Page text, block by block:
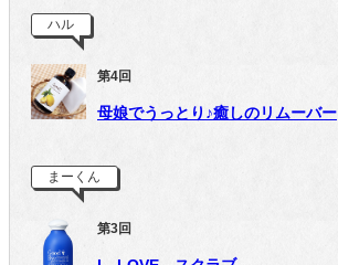
ハル
第4回
母娘でうっとり♪癒しのリムーバー
まーくん
第3回